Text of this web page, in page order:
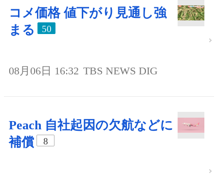
コメ価格 値下がり見通し強
まる
50
08月06日 16:32 TBS NEWS DIG
Peach 自社起因の欠航などに
補償
8